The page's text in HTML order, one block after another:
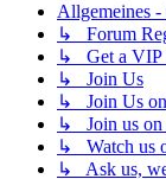
Allgemeines
↳ Forum
↳ Get a VIP
↳ Join Us
↳ Join Us
↳ Join us on
↳ Watch us
↳ Ask us,